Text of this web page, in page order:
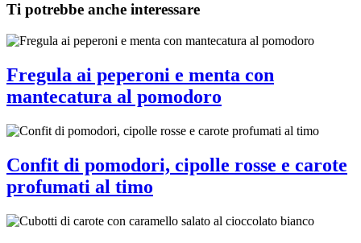
Ti potrebbe anche interessare
Fregula ai peperoni e menta con
mantecatura al pomodoro
Confit di pomodori, cipolle rosse e carote
profumati al timo